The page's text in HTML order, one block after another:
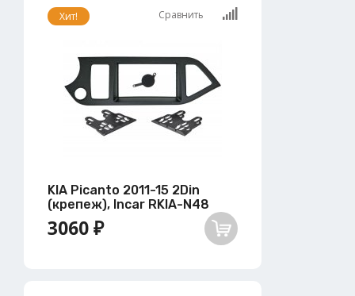
Хит! Сравнить
KIA Picanto 2011-15 2Din
(крепеж), Incar RKIA-N48
3060 ₽